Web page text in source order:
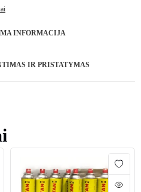
INFORMACIJA
IR PRISTATYMAS